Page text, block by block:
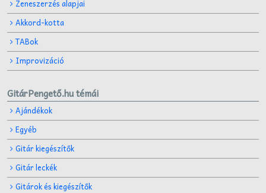
Zeneszerzés alapjai
Akkord-kotta
TABok
Improvizáció
GitárPengető.hu témái
Ajándékok
Egyéb
Gitár kiegészítők
Gitár leckék
Gitárok és kiegészítők